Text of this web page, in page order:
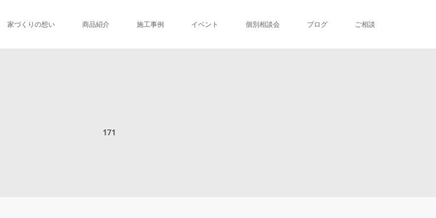
家づくりの想い 商品紹介 施工事例 イベント 個別相談会 ブログ ご相談
171